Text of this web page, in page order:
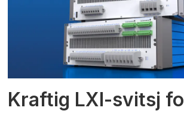
Kraftig LXI-svitsj